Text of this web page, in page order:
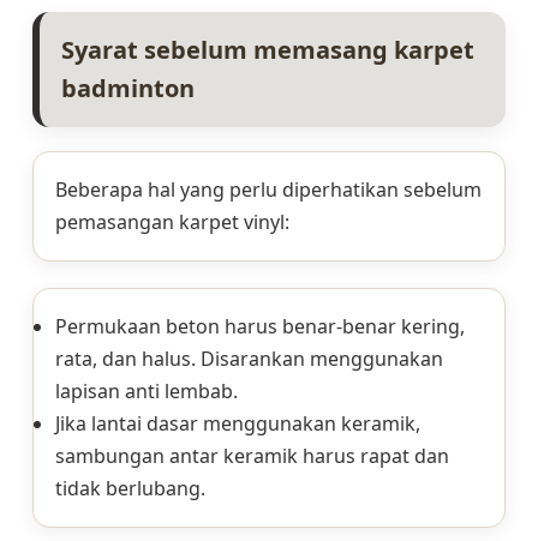
Syarat sebelum memasang karpet
badminton
Beberapa hal yang perlu diperhatikan sebelum
pemasangan karpet vinyl:
Permukaan beton harus benar-benar kering,
rata, dan halus. Disarankan menggunakan
lapisan anti lembab.
Jika lantai dasar menggunakan keramik,
sambungan antar keramik harus rapat dan
tidak berlubang.